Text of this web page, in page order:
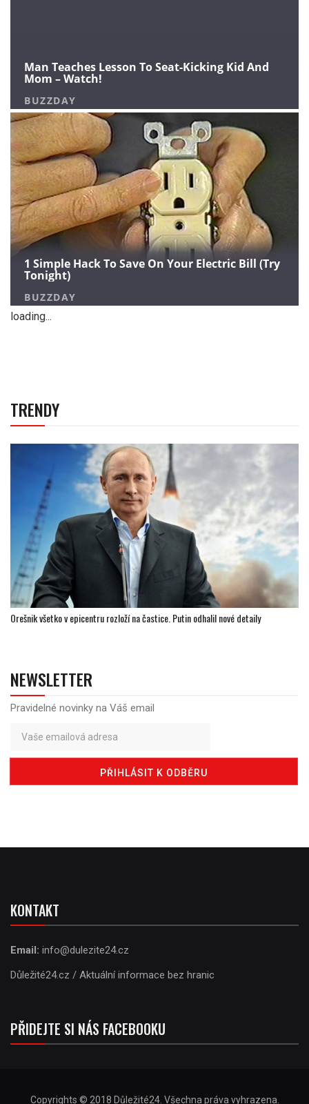
loading...
TRENDY
Orešnik všetko v epicentru rozloží na častice. Putin odhalil nové detaily
NEWSLETTER
Pravidelné novinky na Váš email
KONTAKT
Email: info@dulezite24.cz
Důležité24.cz / Aktuální informace bez hranic
PŘIDEJTE SI NÁS FACEBOOKU
Copyrights © 2018 Důležité24. Všechna práva vyhrazena.